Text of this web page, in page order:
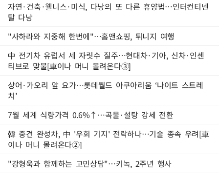
자연·건축·웰니스·미식, 다낭의 또 다른 휴양법…인터컨티넨
탈 다낭
"사하라와 지중해 한번에"…홈앤쇼핑, 튀니지 여행
中 전기차 유럽서 세 자릿수 질주…현대차·기아, 신차·인센
티브로 맞불[車이나 머니 몰려온다③]
상어·가오리 앞 요가…롯데월드 아쿠아리움 ‘나이트 스트레
치’
7월 세계 식량가격 0.6%↑…곡물·설탕 강세 전환
韓 중견 완성차, 中 '우회 기지' 전락하나…기술 종속 우려[車
이나 머니 몰려온다②]
"강형욱과 함께하는 고민상담"…키녹, 2주년 행사